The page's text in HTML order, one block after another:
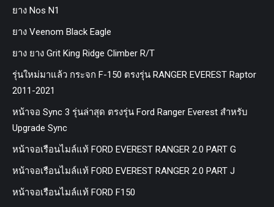
ยาง Nos N1
ยาง Veenom Black Eagle
ยาง ยาง Grit King Ridge Climber R/T
รุ่นใหม่มาแล้ว กระจก F-150 ตรงรุ่น RANGER EVEREST Raptor
2011-2021
หน้าจอ Sync 3 รุ่นล่าสุด ตรงรุ่น Ford Ranger Everest สำหรับ
Upgrade Sync
หน้าจอเรือนไมล์แท้ FORD EVEREST RANGER 2.0 PART G
หน้าจอเรือนไมล์แท้ FORD EVEREST RANGER 2.0 PART J
หน้าจอเรือนไมล์แท้ FORD F150